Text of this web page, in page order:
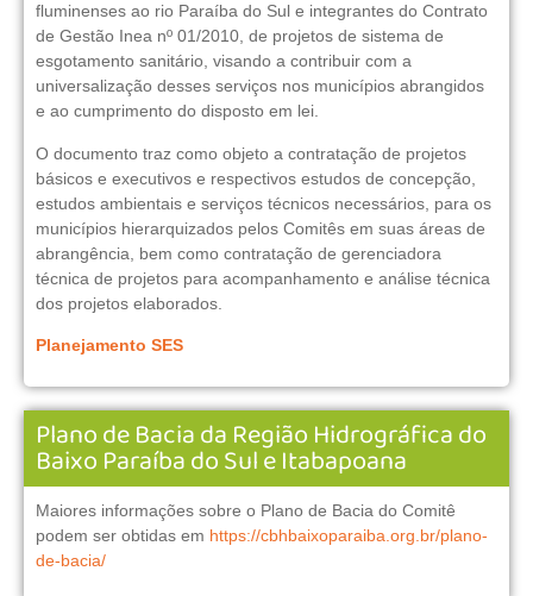
fluminenses ao rio Paraíba do Sul e integrantes do Contrato
de Gestão Inea nº 01/2010, de projetos de sistema de
esgotamento sanitário, visando a contribuir com a
universalização desses serviços nos municípios abrangidos
e ao cumprimento do disposto em lei.
O documento traz como objeto a contratação de projetos
básicos e executivos e respectivos estudos de concepção,
estudos ambientais e serviços técnicos necessários, para os
municípios hierarquizados pelos Comitês em suas áreas de
abrangência, bem como contratação de gerenciadora
técnica de projetos para acompanhamento e análise técnica
dos projetos elaborados.
Planejamento SES
Plano de Bacia da Região Hidrográfica do
Baixo Paraíba do Sul e Itabapoana
Maiores informações sobre o Plano de Bacia do Comitê
podem ser obtidas em https://cbhbaixoparaiba.org.br/plano-
de-bacia/